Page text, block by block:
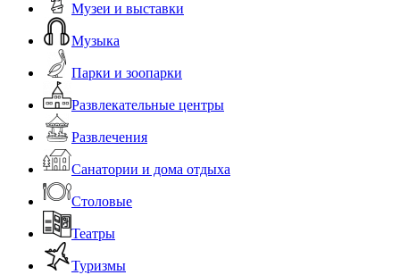
Музеи и выставки
Музыка
Парки и зоопарки
Развлекательные центры
Развлечения
Санатории и дома отдыха
Столовые
Театры
Туризмы